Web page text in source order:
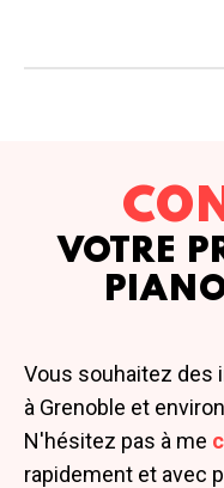
VOTRE
Vous souhaitez des
à Grenoble et
N'hésitez pas à me
rapidement et avec